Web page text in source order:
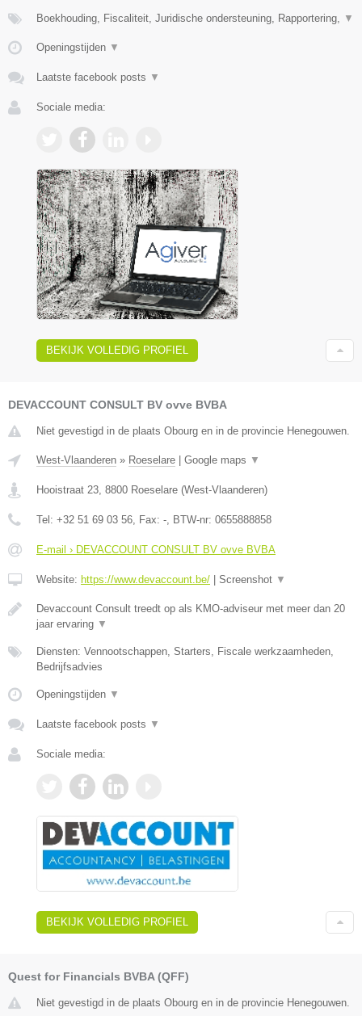
Boekhouding, Fiscaliteit, Juridische ondersteuning, Rapportering, ▼
Openingstijden ▼
Laatste facebook posts ▼
Sociale media:
BEKIJK VOLLEDIG PROFIEL
DEVACCOUNT CONSULT BV ovve BVBA
Niet gevestigd in de plaats Obourg en in de provincie Henegouwen.
West-Vlaanderen » Roeselare Google maps ▼
Hooistraat 23, 8800 Roeselare (West-Vlaanderen)
Tel: +32 51 69 03 56, Fax: -, BTW-nr: 0655888858
E-mail › DEVACCOUNT CONSULT BV ovve BVBA
Website: https://www.devaccount.be/ Screenshot ▼
Devaccount Consult treedt op als KMO-adviseur met meer dan 20
jaar ervaring ▼
Diensten: Vennootschappen, Starters, Fiscale werkzaamheden,
Bedrijfsadvies
Openingstijden ▼
Laatste facebook posts ▼
Sociale media:
BEKIJK VOLLEDIG PROFIEL
Quest for Financials BVBA (QFF)
Niet gevestigd in de plaats Obourg en in de provincie Henegouwen.